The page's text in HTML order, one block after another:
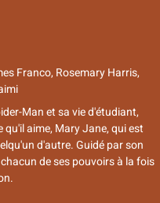
Franco, Rosemary Harris,
Man et sa vie d'étudiant,
qu'il aime, Mary Jane, qui est
d'autre. Guidé par son
de ses pouvoirs à la fois